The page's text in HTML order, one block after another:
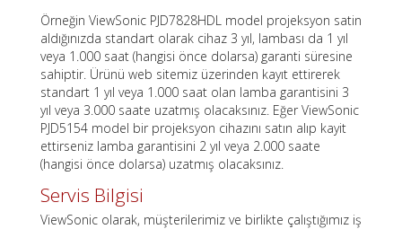
Örneğin ViewSonic PJD7828HDL model projeksyon satin
aldığınızda standart olarak cihaz 3 yıl, lambası da 1 yıl
veya 1.000 saat (hangisi önce dolarsa) garanti süresine
sahiptir. Ürünü web sitemiz üzerinden kayıt ettirerek
standart 1 yıl veya 1.000 saat olan lamba garantisini 3
yıl veya 3.000 saate uzatmış olacaksınız. Eğer ViewSonic
PJD5154 model bir projeksyon cihazını satın alıp kayit
ettirseniz lamba garantisini 2 yıl veya 2.000 saate
(hangisi önce dolarsa) uzatmış olacaksınız.
Servis Bilgisi
ViewSonic olarak, müşterilerimiz ve birlikte çalıştığımız iş